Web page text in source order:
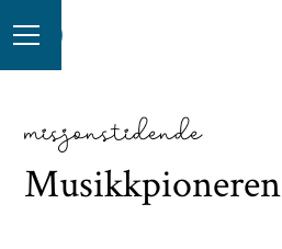
misjonstidende
Musikkpioneren